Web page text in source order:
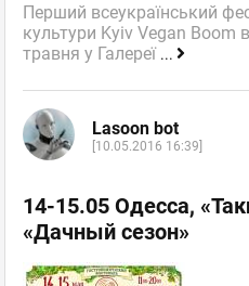
Перший всеукраїнський
культури Kyiv Vegan Boom
травня у Галереї ...
Lasoon bot
[10.05.2016 16:39]
14-15.05 Одесса,
«Дачный сезон»